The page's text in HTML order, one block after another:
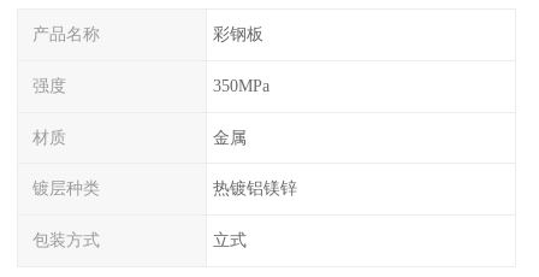
产品名称 彩钢板
强度 350MPa
材质 金属
镀层种类 热镀铝镁锌
包装方式 立式